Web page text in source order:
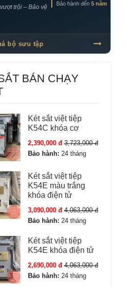
trội – Bảo vệ
Bảo hành đến 5 năm
bộ sưu tập
BÁN CHẠY
Két sắt việt tiệp
K54C khóa cơ
2,390,000 đ 3,723,000 đ
Bảo hành: 24 tháng
Két sắt việt tiệp
K54E màu trắng
khóa điện tử
3,090,000 đ 4,063,000 đ
Bảo hành: 24 tháng
Két sắt việt tiệp
K54E khóa điện tử
2,690,000 đ 4,063,000 đ
Bảo hành: 24 tháng